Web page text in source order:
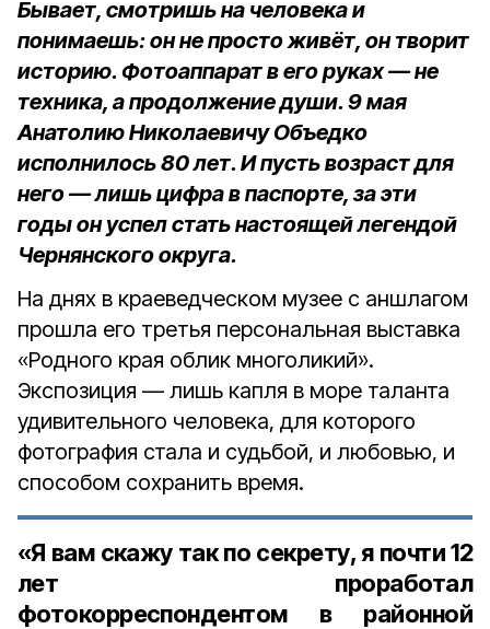
Бывает, смотришь на человека и
понимаешь: он не просто живёт, он творит
историю. Фотоаппарат в его руках — не
техника, а продолжение души. 9 мая
Анатолию Николаевичу Объедко
исполнилось 80 лет. И пусть возраст для
него — лишь цифра в паспорте, за эти
годы он успел стать настоящей легендой
Чернянского округа.
На днях в краеведческом музее с аншлагом
прошла его третья персональная выставка
«Родного края облик многоликий».
Экспозиция — лишь капля в море таланта
удивительного человека, для которого
фотография стала и судьбой, и любовью, и
способом сохранить время.
«Я вам скажу так по секрету, я почти 12
лет проработал
фотокорреспондентом в районной